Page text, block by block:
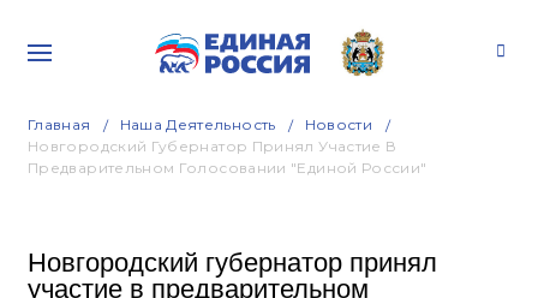
Главная Наша Деятельность
Новости
Новгородский Губернатор Принял Участие В
Предварительном Голосовании "Единой России"
Новгородский губернатор принял
участие в предварительном